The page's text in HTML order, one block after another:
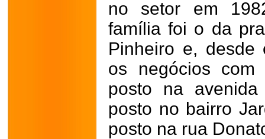
no setor em
família foi o da
Pinheiro e, desde
os negócios
posto na
posto no bairro
posto na rua